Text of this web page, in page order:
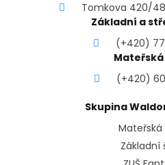
Tomkova 420/
Základní a
(+420)
(+420)
Skupina
Mateřská
Základní